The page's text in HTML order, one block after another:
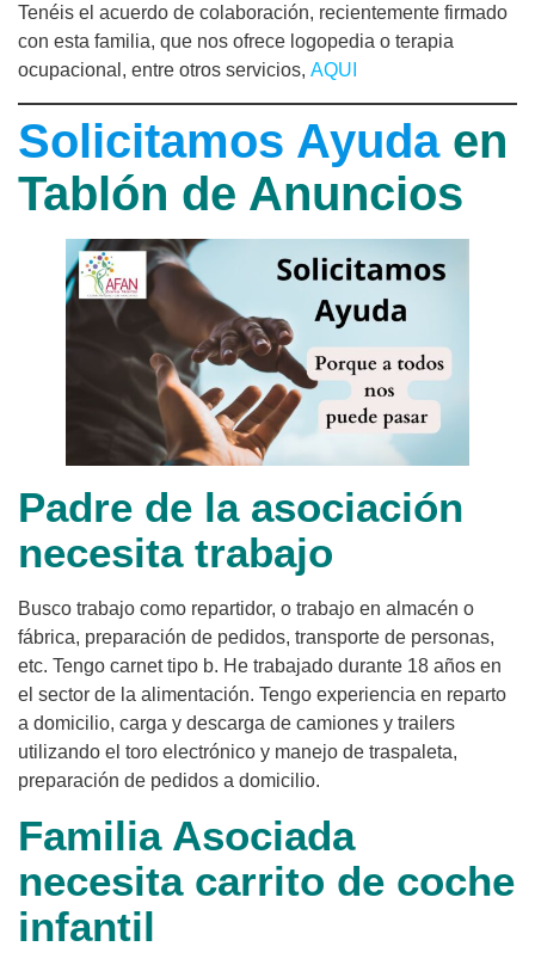
Tenéis el acuerdo de colaboración, recientemente firmado
con esta familia, que nos ofrece logopedia o terapia
ocupacional, entre otros servicios, AQUI
Solicitamos Ayudaen
Tablón de Anuncios
Padre de la asociación
necesita trabajo
Busco trabajo como repartidor, o trabajo en almacén o
fábrica, preparación de pedidos, transporte de personas,
etc. Tengo carnet tipo b. He trabajado durante 18 años en
el sector de la alimentación. Tengo experiencia en reparto
a domicilio, carga y descarga de camiones y trailers
utilizando el toro electrónico y manejo de traspaleta,
preparación de pedidos a domicilio.
Familia Asociada
necesita carrito de coche
infantil